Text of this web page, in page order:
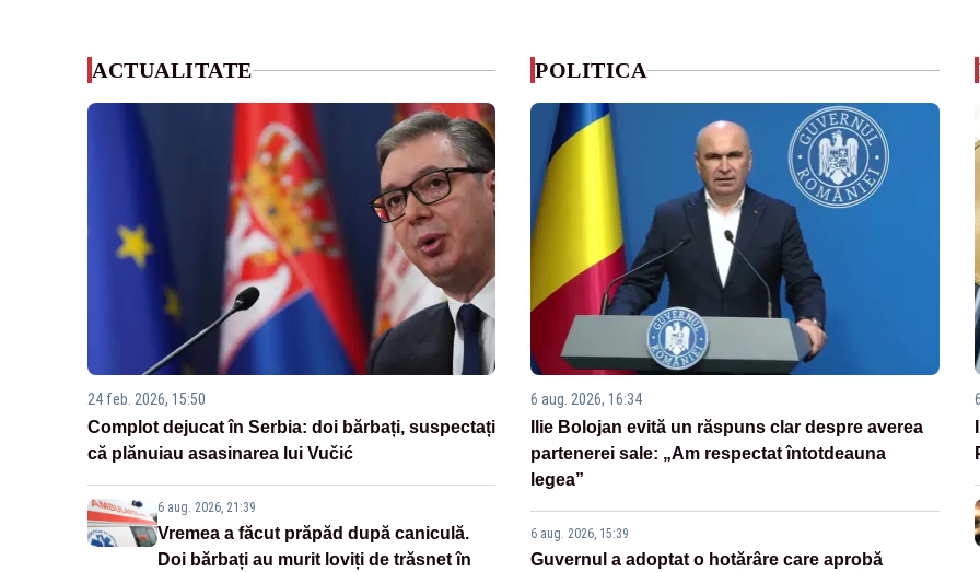
ACTUALITATE
24 feb. 2026, 15:50
Complot dejucat în Serbia: doi bărbați, suspectați
că plănuiau asasinarea lui Vučić
6 aug. 2026, 21:39
Vremea a făcut prăpăd după caniculă.
Doi bărbați au murit loviți de trăsnet în
POLITICA
6 aug. 2026, 16:34
Ilie Bolojan evită un răspuns clar despre averea
partenerei sale: „Am respectat întotdeauna
legea”
6 aug. 2026, 15:39
Guvernul a adoptat o hotărâre care aprobă